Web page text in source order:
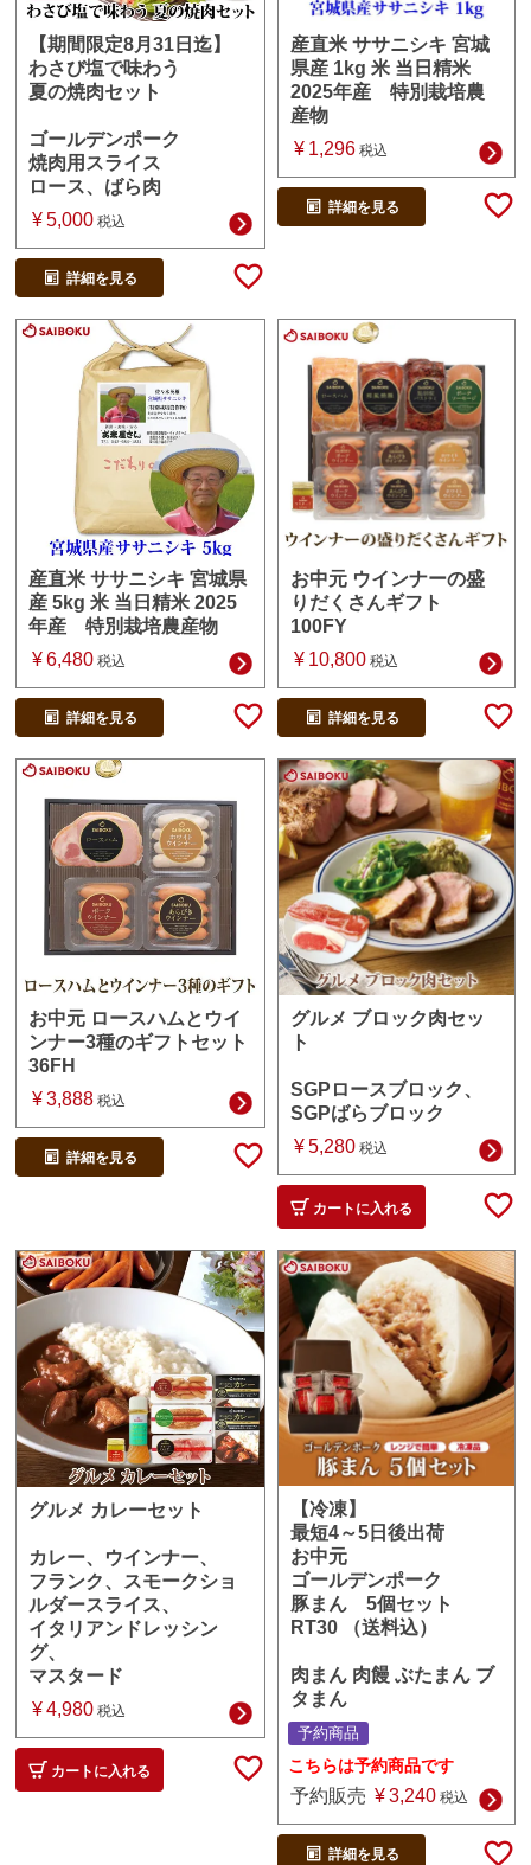
【期間限定8月31日迄】
わさび塩で味わう
夏の焼肉セット
ゴールデンポーク
焼肉用スライス
ロース、ばら肉
¥ 5,000 税込
詳細を見る
産直米 ササニシキ 宮城
県産 1kg 米 当日精米
2025年産 特別栽培農
産物
¥ 1,296 税込
詳細を見る
産直米 ササニシキ 宮城県
産 5kg 米 当日精米 2025
年産 特別栽培農産物
¥ 6,480 税込
詳細を見る
お中元 ウインナーの盛
りだくさんギフト
100FY
¥ 10,800 税込
詳細を見る
お中元 ロースハムとウイ
ンナー3種のギフトセット
36FH
¥ 3,888 税込
詳細を見る
グルメ ブロック肉セッ
ト
SGPロースブロック、
SGPばらブロック
¥5,280 税込
カートに入れる
グルメ カレーセット
カレー、ウインナー、
フランク、スモークショ
ルダースライス、
イタリアンドレッシン
グ、
マスタード
¥ 4,980 税込
カートに入れる
【冷凍】
最短4～5日後出荷
お中元
ゴールデンポーク
豚まん 5個セット
RT30 （送料込）
肉まん 肉饅 ぶたまん ブ
タまん
予約商品
こちらは予約商品です
予約販売 ¥3,240 税込
詳細を見る